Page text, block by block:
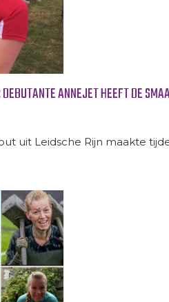
ANNEJET HEEFT DE
uit Leidsche Rijn maakte